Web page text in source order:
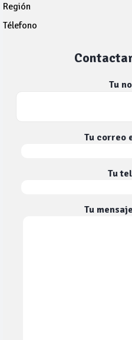
Región
Télefono
Tu
Tu correo
Tu
Tu